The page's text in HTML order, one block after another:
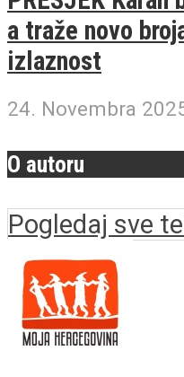
a traže novo
izlaznost
24. Novembra
O autoru
Pogledaj sve